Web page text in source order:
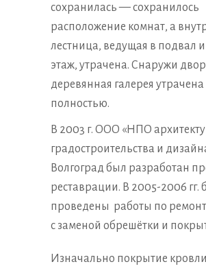
сохранилась — сохранилось
расположение комнат, а
лестница, ведущая в подвал
этаж, утрачена. Снаружи
деревянная галерея утрачена
полностью.
В 2003 г. ООО «НПО
градостроительства и
Волгоград был разработан
реставрации. В 2005-2006 гг.
проведены работы по
с заменой обрешётки и
Изначально покрытие